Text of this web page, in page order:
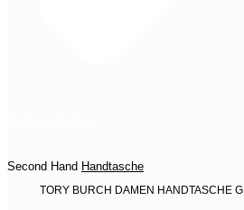
Second Hand Handtasche
TORY BURCH DAMEN HANDTASCHE